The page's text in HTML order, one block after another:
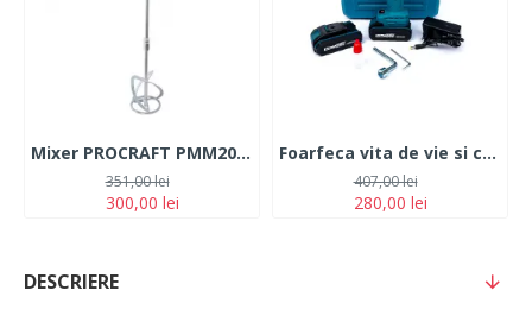
Mixer PROCRAFT PMM2000 , 850 W, 100-650 rpm
300,00 lei
351,00 lei
Foarfeca vita de vie si crengi German Meister, 2 acumulatori 24V 5Ah, albastru
280,00 lei
407,00 lei
DESCRIERE